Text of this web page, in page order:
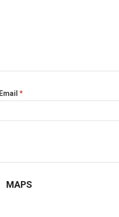
Email *
MAPS